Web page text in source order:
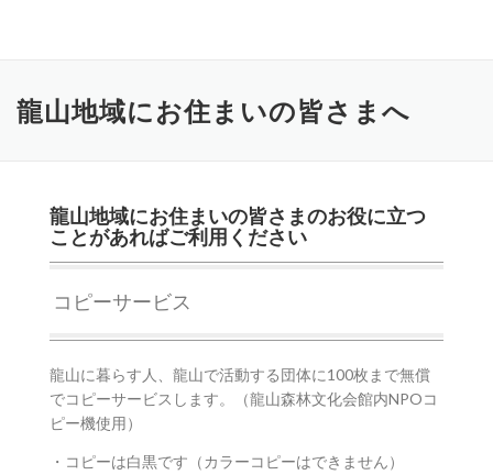
龍山地域にお住まいの皆さまへ
龍山地域にお住まいの皆さまのお役に立つ
ことがあればご利用ください
コピーサービス
龍山に暮らす人、龍山で活動する団体に100枚まで無償
でコピーサービスします。（龍山森林文化会館内NPOコ
ピー機使用）
・コピーは白黒です（カラーコピーはできません）